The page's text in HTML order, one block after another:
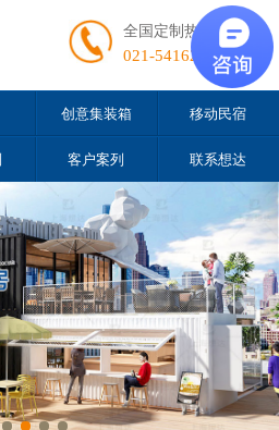
全国定制热线
021-54162163
创意集装箱 移动民宿
客户案列 联系想达